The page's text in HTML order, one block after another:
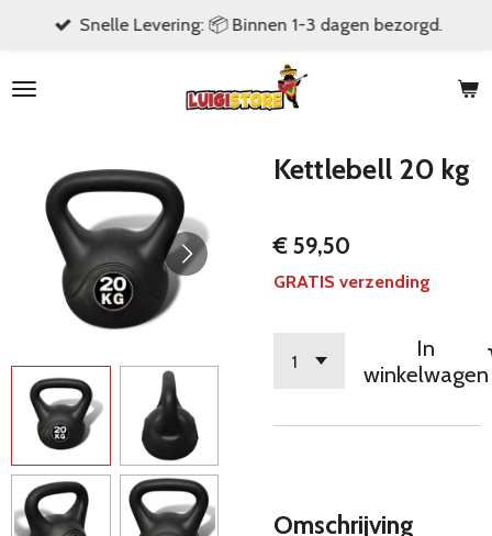
naar
Snelle Levering: 📦 Binnen 1-3 dagen bezorgd.
Kettlebell 20 kg
€ 59,50
GRATIS verzending
In
winkelwagen
Omschrijving